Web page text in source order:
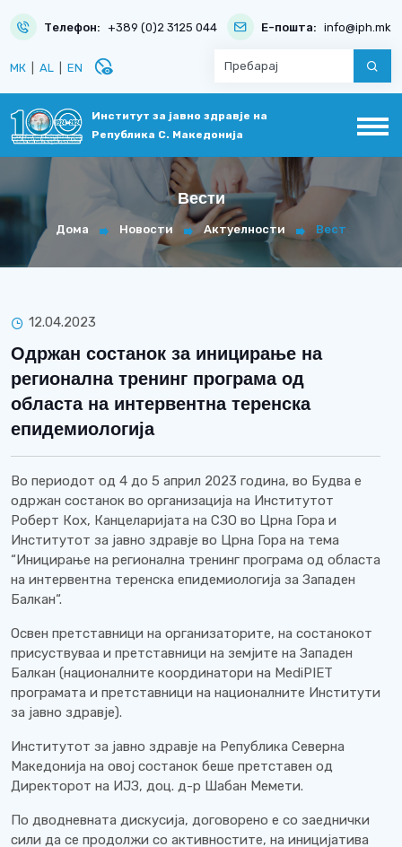
Телефон: +389 (0)2 3125 044 Е-пошта: info@iph.mk
МК AL EN disabled_visible
Институт за јавно здравје на
Република С. Македонија
Вести
Дома Новости Актуелности Вест
12.04.2023
Одржан состанок за иницирање на
регионална тренинг програма од
областа на интервентна теренска
епидемиологија
Во периодот од 4 до 5 април 2023 година, во Будва е
одржан состанок во организација на Институтот
Роберт Кох, Канцеларијата на СЗО во Црна Гора и
Институтот за јавно здравје во Црна Гора на тема
“Иницирање на регионална тренинг програма од областа
на интервентна теренска епидемиологија за Западен
Балкан“.
Освен претставници на организаторите, на состанокот
присуствуваа и претставници на земјите на Западен
Балкан (националните координатори на MediPIET
програмата и претставници на националните Институти
за јавно здравје).
Институтот за јавно здравје на Република Северна
Македонија на овој состанок беше претставен од
Директорот на ИЈЗ, доц. д-р Шабан Мемети.
По дводневната дискусија, договорено е со заеднички
сили да се продолжи со активностите, на иницијатива